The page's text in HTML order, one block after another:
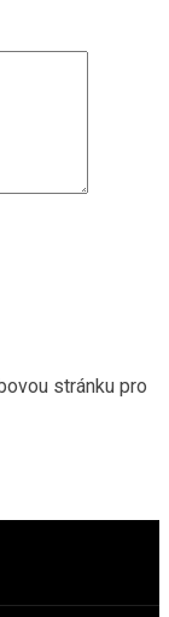
stránku pro